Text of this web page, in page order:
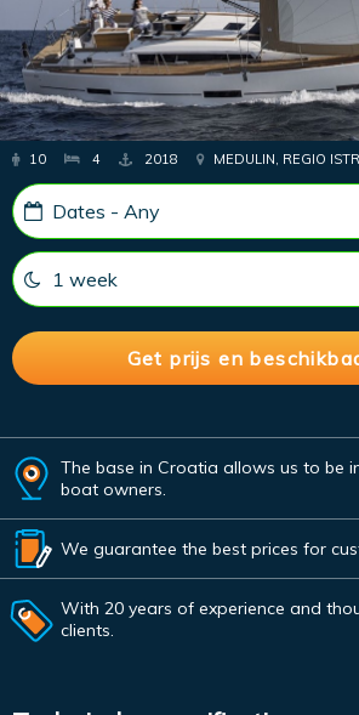
10 4 2018 MEDULIN, REGIO
The base in Croatia allows us to be
boat owners.
We guarantee the best prices for
With 20 years of experience and
clients.